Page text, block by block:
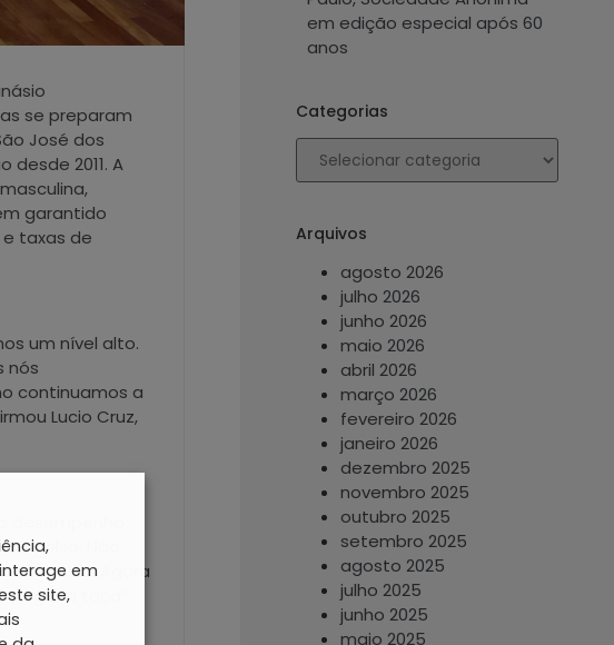
se preparam
José dos
2011. A
garantido
taxas de
um nível alto.
nós
continuamos a
Lucio Cruz,
desempenho
bolso. Não
“Agora
a taça”,
em edição especial após 60
anos
Categorias
Arquivos
agosto 2026
julho 2026
junho 2026
maio 2026
abril 2026
março 2026
fevereiro 2026
janeiro 2026
dezembro 2025
novembro 2025
outubro 2025
setembro 2025
agosto 2025
julho 2025
junho 2025
maio 2025
em
site,